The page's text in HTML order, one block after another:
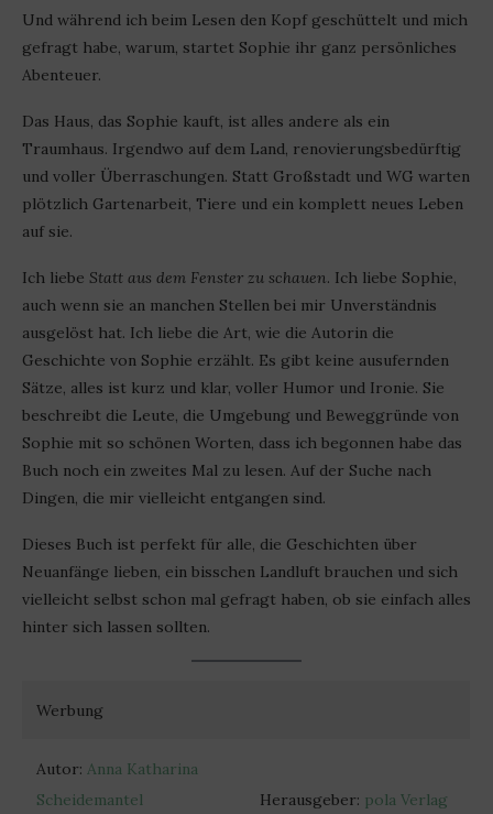
Und während ich beim Lesen den Kopf geschüttelt und mich
gefragt habe, warum, startet Sophie ihr ganz persönliches
Abenteuer.
Das Haus, das Sophie kauft, ist alles andere als ein
Traumhaus. Irgendwo auf dem Land, renovierungsbedürftig
und voller Überraschungen. Statt Großstadt und WG warten
plötzlich Gartenarbeit, Tiere und ein komplett neues Leben
auf sie.
Ich liebe Statt aus dem Fenster zu schauen. Ich liebe Sophie,
auch wenn sie an manchen Stellen bei mir Unverständnis
ausgelöst hat. Ich liebe die Art, wie die Autorin die
Geschichte von Sophie erzählt. Es gibt keine ausufernden
Sätze, alles ist kurz und klar, voller Humor und Ironie. Sie
beschreibt die Leute, die Umgebung und Beweggründe von
Sophie mit so schönen Worten, dass ich begonnen habe das
Buch noch ein zweites Mal zu lesen. Auf der Suche nach
Dingen, die mir vielleicht entgangen sind.
Dieses Buch ist perfekt für alle, die Geschichten über
Neuanfänge lieben, ein bisschen Landluft brauchen und sich
vielleicht selbst schon mal gefragt haben, ob sie einfach alles
hinter sich lassen sollten.
Werbung
Autor: Anna Katharina
Scheidemantel
Herausgeber: pola Verlag